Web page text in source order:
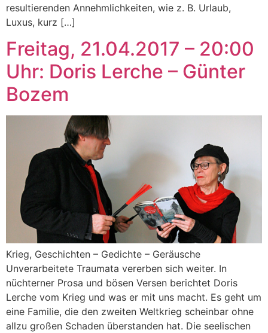
resultierenden Annehmlichkeiten, wie z. B. Urlaub,
Luxus, kurz […]
Freitag, 21.04.2017 – 20:00
Uhr: Doris Lerche – Günter
Bozem
Krieg, Geschichten – Gedichte – Geräusche
Unverarbeitete Traumata vererben sich weiter. In
nüchterner Prosa und bösen Versen berichtet Doris
Lerche vom Krieg und was er mit uns macht. Es geht um
eine Familie, die den zweiten Weltkrieg scheinbar ohne
allzu großen Schaden überstanden hat. Die seelischen